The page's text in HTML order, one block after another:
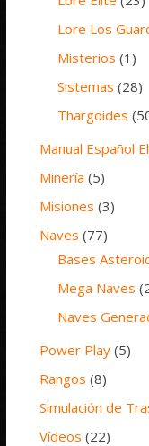
Lore Los
Misterios (1)
Sistemas (28)
Thargoides
Manual Español
Minería (5)
Misiones (3)
Naves (77)
Bases
Mega Naves
Naves
Power Play (5)
Rangos (8)
Simulación de
Vídeos (22)